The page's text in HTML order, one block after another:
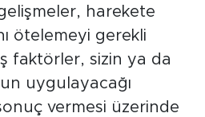
harekete
ötelemeyi gerekli
faktörler, sizin ya da
uygulayacağı
vermesi üzerinde